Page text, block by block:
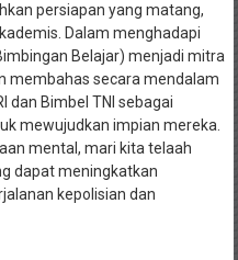
persiapan yang matang,
Dalam menghadapi
Belajar) menjadi mitra
membahas secara mendalam
dan Bimbel TNI sebagai
mewujudkan impian mereka.
mental, mari kita telaah
dapat meningkatkan
kepolisian dan